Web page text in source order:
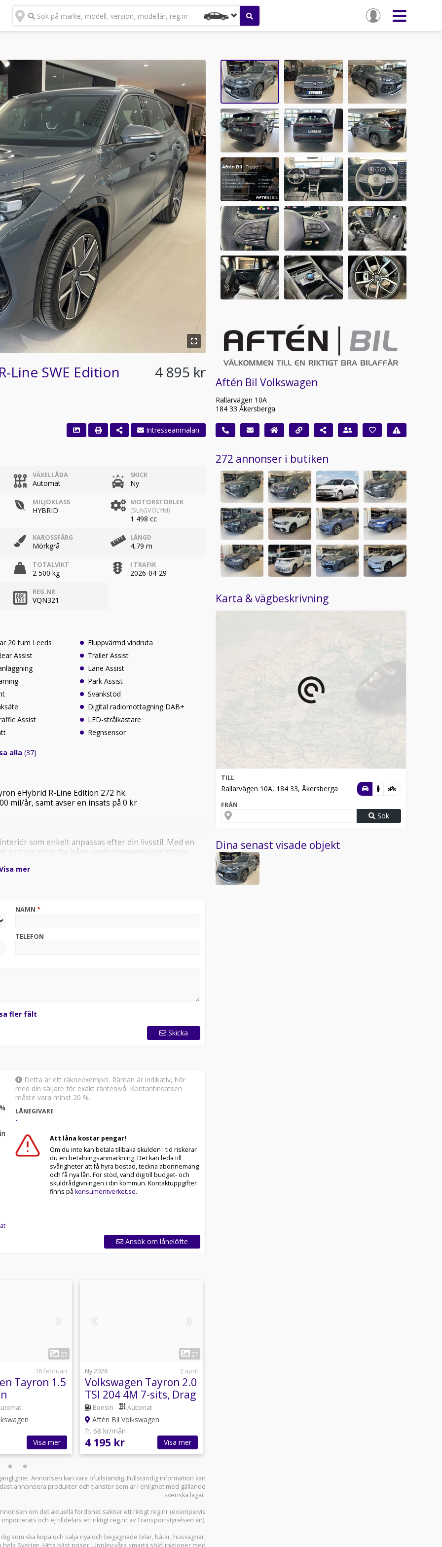
Sök på märke, modell, version, modellår, reg.nr
Line SWE Edition
4 895 kr
VÄXELLÅDA
Automat
SKICK
Ny
MILJÖKLASS
HYBRID
MOTORSTORLEK
(SLAGVOLYM)
1 498 cc
KAROSSFÄRG
Mörkgrå
LÄNGD
4,79 m
TOTALVIKT
2 500 kg
I TRAFIK
2026-04-29
REG.NR
VQN321
20 tum Leeds
Assist
Assist
Eluppvärmd vindruta
Trailer Assist
Lane Assist
Park Assist
Svankstöd
Digital radiomottagning DAB+
LED-strålkastare
Regnsensor
alla(37)
eHybrid R-Line Edition 272 hk.
mil/år, samt avser en insats på 0 kr
som enkelt anpassas efter din livsstil. Med en
gott om plats för både vardagsärenden och större
utflykter
över, vilket ger dig friheten att köra längre
City.
mer
NAMN *
TELEFON
fler fält
Skicka
%
Detta är ett räkneexempel. Räntan är indikativ, hör
med din säljare för exakt räntenivå. Kontantinsatsen
måste vara minst 20 %.
LÅNEGIVARE
-
Att låna kostar pengar!
Om du inte kan betala tillbaka skulden i tid riskerar
du en betalningsanmärkning. Det kan leda till
svårigheter att få hyra bostad, teckna abonnemang
och få nya lån. För stöd, vänd dig till budget- och
skuldrådgivningen i din kommun. Kontaktuppgifter
finns på konsumentverket.se.
Ansök om lånelöfte
25
16 februari
Tayron 1.5
fr.2
Visa mer
27
Ny 2026
2 april
Volkswagen Tayron 2.0
TSI 204 4M 7-sits, Drag
*lagerbil*
Bensin Automat
Aftén Bil Volkswagen
fr. 68 kr/mån
4 195 kr Visa mer
Annonsen kan vara ofullständig. Fullständig information kan
annonsera produkter och tjänster som är i enlighet med gällande
svenska lagar.
om det aktuella fordonet saknar ett riktigt reg.nr (exempelvis
och ej tilldelats ett riktigt reg.nr av Transportstyrelsen än).
som ska köpa och sälja nya och begagnade bilar, båtar, husvagnar,
Sverige. Hitta bäst priser. Upplev våra smarta sökfunktioner med
Aftén Bil Volkswagen
Rallarvägen 10A
184 33 Åkersberga
272 annonser i butiken
Karta & vägbeskrivning
TILL
Rallarvägen 10A, 184 33, Åkersberga
FRÅN
Sök
Dina senast visade objekt